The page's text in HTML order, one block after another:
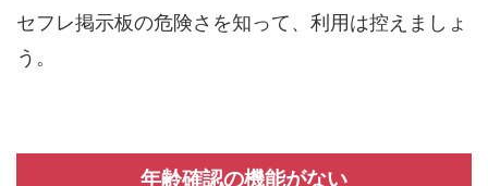
セフレ掲示板の危険さを知って、利用は控えましょ
う。
年齢確認の機能がない